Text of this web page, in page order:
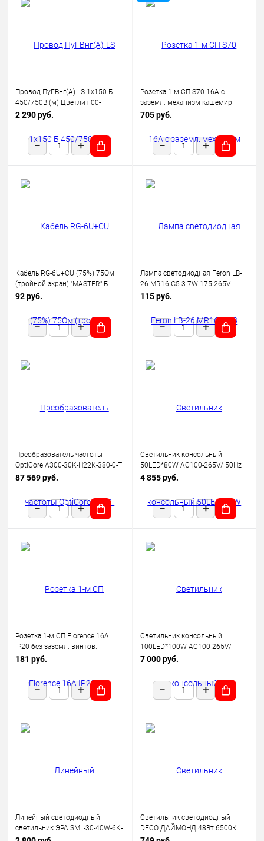
Провод ПуГВнг(А)-LS 1х150 Б
450/750В (м) Цветлит 00-
00130523
2 290 руб.
Розетка 1-м СП S70 16А с
заземл. механизм кашемир
Voltum VLS040103
705 руб.
Кабель RG-6U+CU (75%) 75Ом
(тройной экран) "MASTER" Б
(уп.100м) Rexant 01-2241
92 руб.
Лампа светодиодная Feron LB-
26 MR16 G5.3 7W 175-265V
2700K
115 руб.
Преобразователь частоты
OptiCore A300-30K-Н22К-380-0-Т
КЭАЗ 342664
87 569 руб.
Светильник консольный
50LED*80W AC100-265V/ 50Hz
SP2923 цвет серый (IP65),
4 855 руб.
Розетка 1-м СП Florence 16А
IP20 без заземл. винтов.
клеммы механизм беж.
181 руб.
Светильник консольный
100LED*100W AC100-265V/
50Hz, SP2924 цвет серый (IP65),
7 000 руб.
Линейный светодиодный
светильник ЭРА SML-30-40W-6K-
12-B 40Вт 6500K 3600Лм
Светильник светодиодный
DECO ДАЙМОНД 48Вт 6500К
3120лм 230В 377х73мм IN